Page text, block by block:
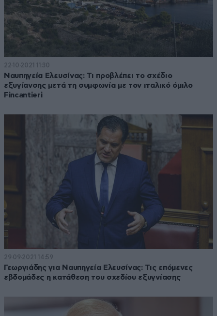
22·10·2021 11:30
Ναυπηγεία Ελευσίνας: Τι προβλέπει το σχέδιο
εξυγίανσης μετά τη συμφωνία με τον ιταλικό όμιλο
Fincantieri
29·09·2021 14:59
Γεωργιάδης για Ναυπηγεία Ελευσίνας: Τις επόμενες
εβδομάδες η κατάθεση του σχεδίου εξυγνίασης